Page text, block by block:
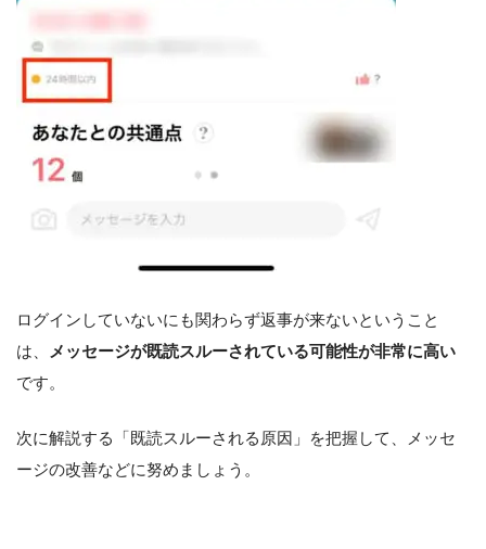
ログインしていないにも関わらず返事が来ないということ
は、
メッセージが既読スルーされている可能性が非常に高い
です。
次に解説する「既読スルーされる原因」を把握して、メッセ
ージの改善などに努めましょう。